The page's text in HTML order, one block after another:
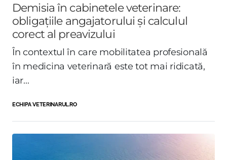
Demisia în cabinetele veterinare:
obligațiile angajatorului și calculul
corect al preavizului
În contextul în care mobilitatea profesională
în medicina veterinară este tot mai ridicată,
iar...
ECHIPA VETERINARUL.RO